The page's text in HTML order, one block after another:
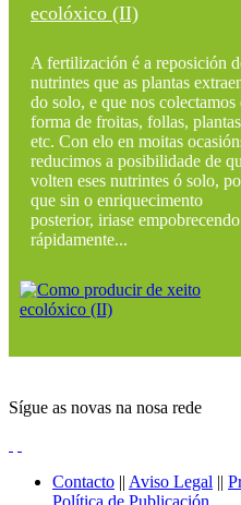
ecolóxico (II)
A fertilización é a reposición
nutrintes que as plantas
do solo, e que nos colectamos
forma de froitas, follas,
etc. Con elo en moitas
reducimos a posibilidade de
volten eses nutrintes ó solo,
que sin o enriquecimento
posterior, iriase empobrecendo
rápidamente...
Sígue as novas na nosa rede
Contacto || Aviso Legal ||
Política de Publicación